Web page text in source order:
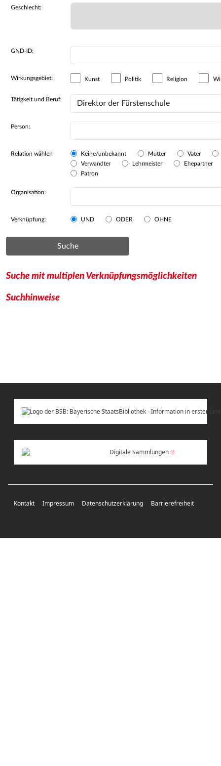
Geschlecht:
GND-ID:
Wirkungsgebiet: Kunst Politik Religion
Tätigkeit und Beruf:
Person:
Relation wählen Keine/unbekannt Mutter
Vater
Verwandter
Lehrmeister
Ehepartner
Patron
Organisation:
Verknüpfung: UND ODER OHNE
Suche
Suche mit multiplen Verknüpfungsmöglichkeiten
Suchhinweise
Digitale Sammlungen
Kontakt Impressum Datenschutzerklärung Barrierefreiheit